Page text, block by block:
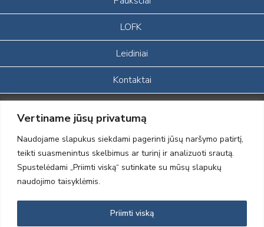
Vertiname jūsų privatumą
Naudojame slapukus siekdami pagerinti jūsų naršymo patirtį,
teikti suasmenintus skelbimus ar turinį ir analizuoti srautą.
Spustelėdami „Priimti viską“ sutinkate su mūsų slapukų
naudojimo taisyklėmis.
Priimti viską
LOFK
Leidiniai
Kontaktai
Portalas sukurtas įgyvendinant Lietuvos Respublikos, Europos
ekonominės erdvės ir Norvegijos finansinių mechanizmų iš dalies
finansuojamą paprojektį
„LOD visuomeninės /gamtosauginės veiklos sustiprinimas ir įvaizdžio
formavimas įtraukiant visuomenę į aplinkosauginių tyrimų veiklą“
(paprojekčio
įgyvendinimo sutarties numeris 2004-LT0008-NVO-1EEE/NOR-02-
2012 © Lietuvos Ornitologų Draugija © 2014, Visos teisės saugomos